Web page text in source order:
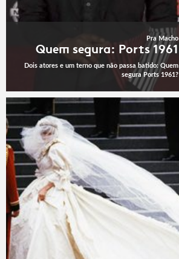
Pra Macho
Quem segura: Ports 1961
Dois atores e um terno que não passa batido: Quem
segura Ports 1961?